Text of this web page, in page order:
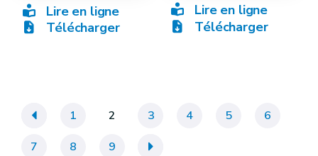
Lire en ligne
Télécharger
Lire en ligne
Télécharger
« 1 2 3 4 5
6
7
8 9 »